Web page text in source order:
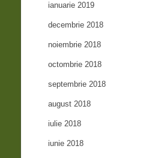
ianuarie 2019
decembrie 2018
noiembrie 2018
octombrie 2018
septembrie 2018
august 2018
iulie 2018
iunie 2018